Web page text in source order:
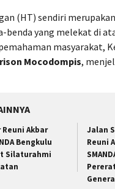
(HT) sendiri
benda yang melekat di
masyarakat,
Mocodompis,
Akbar
Bengkulu
Silaturahmi
Jalan
Reuni